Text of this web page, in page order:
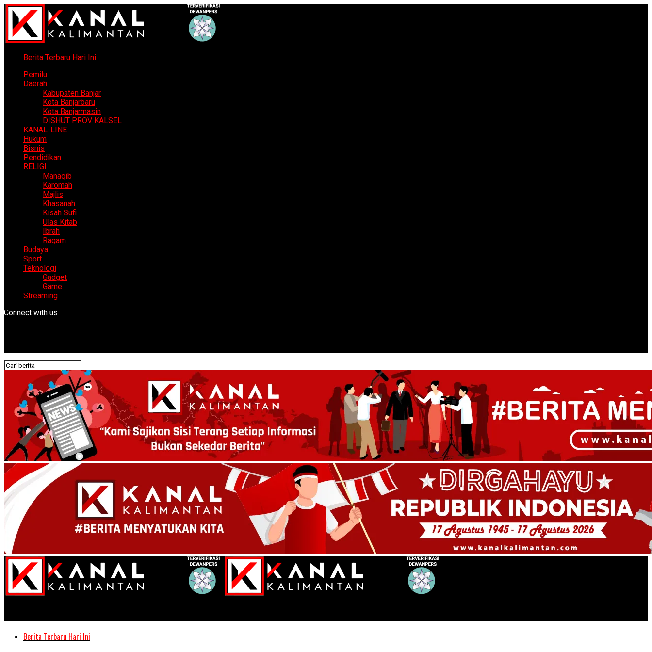
Berita Terbaru Hari Ini
Pemilu
Daerah
Kabupaten Banjar
Kota Banjarbaru
Kota Banjarmasin
DISHUT PROV KALSEL
KANAL-LINE
Hukum
Bisnis
Pendidikan
RELIGI
Manaqib
Karomah
Majlis
Khasanah
Kisah Sufi
Ulas Kitab
Ibrah
Ragam
Budaya
Sport
Teknologi
Gadget
Game
Streaming
Connect with us
Berita Terbaru Hari Ini